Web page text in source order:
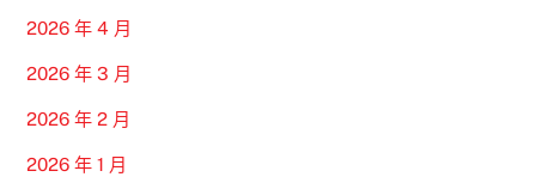
2026 年 4 月
2026 年 3 月
2026 年 2 月
2026 年 1 月